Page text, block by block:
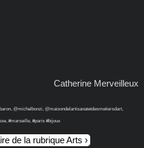
Catherine Merveilleux
@michelbonzi, @maisondelartisanatetdesmetiersdart,
#marseille, #paris #bijoux
de la rubrique Arts